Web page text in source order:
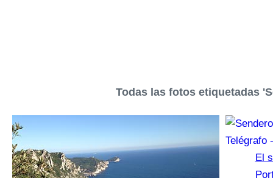
Todas las fotos etiquetadas
El